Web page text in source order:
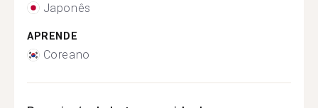
Japonês
APRENDE
Coreano